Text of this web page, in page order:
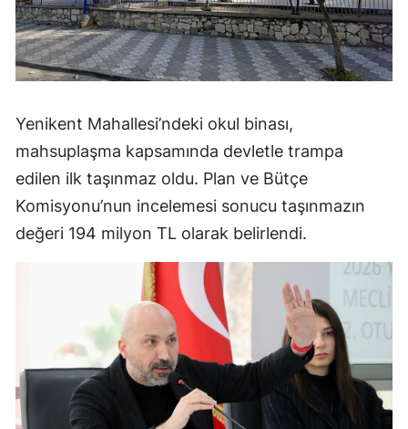
Yenikent Mahallesi’ndeki okul binası,
mahsuplaşma kapsamında devletle trampa
edilen ilk taşınmaz oldu. Plan ve Bütçe
Komisyonu’nun incelemesi sonucu taşınmazın
değeri 194 milyon TL olarak belirlendi.